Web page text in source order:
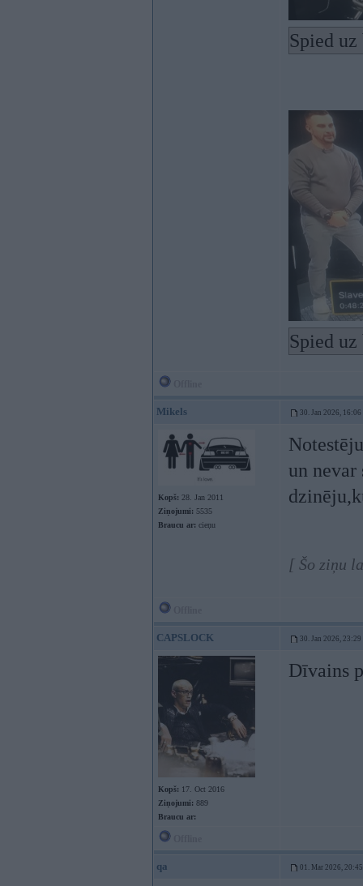
Spied
Spied
Mikels 30. Jan 2026, 16:06
Kopš: 28. Jan 2011
Ziņojumi: 5535
Braucu ar: cieņu
un nevar
[ Šo ziņu
CAPSLOCK 30. Jan 2026, 23:29
Kopš: 17. Oct 2016
Ziņojumi: 889
Braucu ar:
Dīvains
qa 01. Mar 2026, 20:45